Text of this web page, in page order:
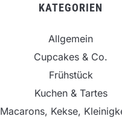
KATEGORIEN
Allgemein
Cupcakes & Co.
Frühstück
Kuchen & Tartes
Macarons, Kekse,